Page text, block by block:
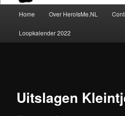
Home Over HeroIsMe.NL
Loopkalender 2022
Uitslagen